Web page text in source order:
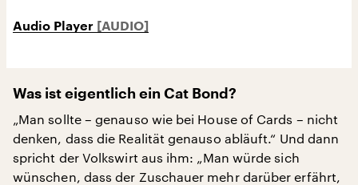
Audio Player
Was ist eigentlich ein Cat Bond?
„Man sollte – genauso wie bei House of Cards – nicht
denken, dass die Realität genauso abläuft.“ Und dann
spricht der Volkswirt aus ihm: „Man würde sich
wünschen, dass der Zuschauer mehr darüber erfährt,